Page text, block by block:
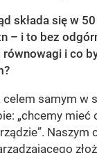
składa się w
– i to bez
i co
celem samym w
„chcemy mieć
Naszym